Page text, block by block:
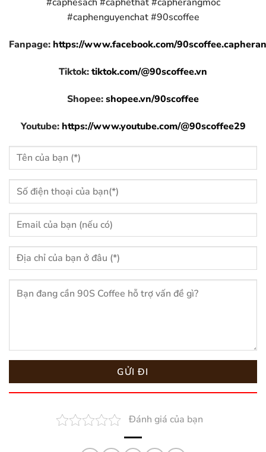
#caphenguyenchat #90scoffee
Fanpage: https://www.facebook.com/
Tiktok:tiktok.com/@90scoffee.vn
Shopee:shopee.vn/90scoffee
Youtube: https://www.youtube.com/@90scoffee29
Đánh giá của bạn